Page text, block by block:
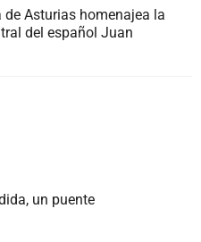
de Asturias homenajea la
del español Juan
un puente